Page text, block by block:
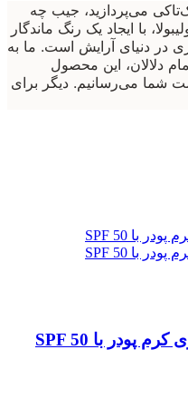
می‌پردازید، جیب چه
با ایجاد یک رنگ ماندگار
در دنیای آرایش است. ما به
دلالان، این محصول
شما می‌رسانیم. دیگر برای